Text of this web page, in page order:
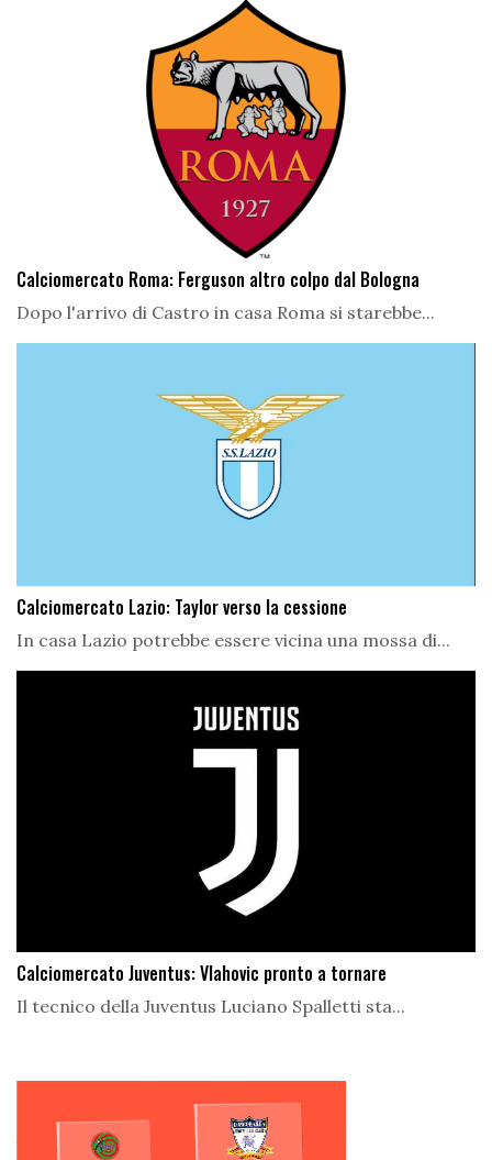
Calciomercato Roma: Ferguson altro colpo dal Bologna
Dopo l'arrivo di Castro in casa Roma si starebbe...
Calciomercato Lazio: Taylor verso la cessione
In casa Lazio potrebbe essere vicina una mossa di...
Calciomercato Juventus: Vlahovic pronto a tornare
Il tecnico della Juventus Luciano Spalletti sta...